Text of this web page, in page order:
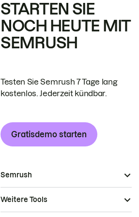
STARTEN SIE
NOCH HEUTE MIT
SEMRUSH
Testen Sie Semrush 7 Tage lang
kostenlos. Jederzeit kündbar.
Gratisdemo starten
Semrush
Weitere Tools